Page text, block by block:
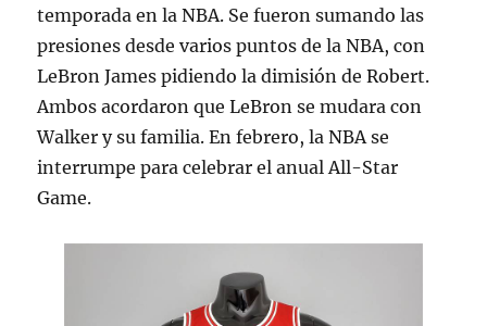
temporada en la NBA. Se fueron sumando las
presiones desde varios puntos de la NBA, con
LeBron James pidiendo la dimisión de Robert.
Ambos acordaron que LeBron se mudara con
Walker y su familia. En febrero, la NBA se
interrumpe para celebrar el anual All-Star
Game.